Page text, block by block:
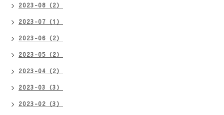
2023-08（2）
2023-07（1）
2023-06（2）
2023-05（2）
2023-04（2）
2023-03（3）
2023-02（3）